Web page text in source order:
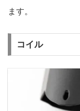
ます。
コイル